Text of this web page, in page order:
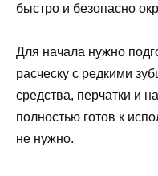
быстро и безопасно
Для начала нужно
расческу с редкими
средства, перчатки и
полностью готов к
не нужно.